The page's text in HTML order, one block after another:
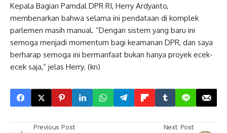
Kepala Bagian Pamdal DPR RI, Herry Ardyanto,
membenarkan bahwa selama ini pendataan di komplek
parlemen masih manual. “Dengan sistem yang baru ini
semoga menjadi momentum bagi keamanan DPR, dan saya
berharap semoga ini bermanfaat bukan hanya proyek ecek-
ecek saja,” jelas Herry. (kn)
Previous Post Next Post